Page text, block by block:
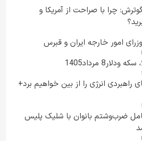
چرا با صراحت از آمریکا و
امور خارجه ایران و قبرس
مرداد1405
راهبردی انرژی را از بین خواهیم برد+
ضرب‌وشتم بانوان با شلیک پلیس